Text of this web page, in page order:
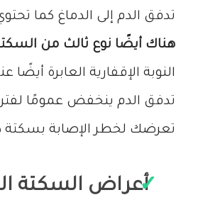
تدفق الدم إلى الدماغ كما
هناك أيضًا نوع ثالث من
النوبة الإقفارية العابرة
تدفق الدم ينخفض عمومًا
تعرضك لخطر الإصابة بسكتة
أعراض السكتة